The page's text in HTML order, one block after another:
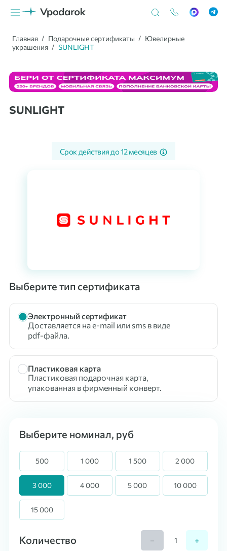
Главная Подарочные сертификаты
Ювелирные
украшения
SUNLIGHT
SUNLIGHT
Срок действия до12 месяцев
Выберите тип сертификата
Электронный сертификат
Доставляется на e-mail или sms в виде
pdf-файла.
Пластиковая карта
Пластиковая подарочная карта,
упакованная в фирменный конверт.
Выберите номинал, руб
500 1 000 1 500 2 000
3 000 4 000 5 000 10 000
15 000
Количество − +